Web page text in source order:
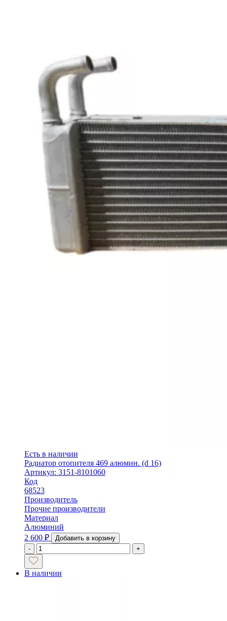
Есть в наличии
Радиатор отопителя 469 алюмин. (d 16)
Артикул: 3151-8101060
Код
68523
Производитель
Прочие производители
Материал
Алюминий
2 600 ₽
Добавить в корзину
-
+
В наличии